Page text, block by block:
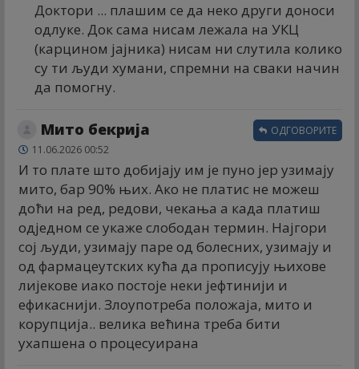
Доктори ... плашим се да неко други доноси
одлуке. Док сама нисам лежала на УКЦ
(карцином јајника) нисам ни слутила колико
су ти људи хумани, спремни на сваки начин
да помогну.
Мито бекрија
11.06.2026 00:52
И то плате што добијају им је пуно јер узимају
мито, бар 90% њих. Ако не платис не можеш
доћи на ред, редови, чекања а када платиш
одједном се укаже слободан термин. Најгори
сој људи, узимају паре од болесних, узимају и
од фармацеутских кућа да прописују њихове
лијекове иако постоје неки јефтинији и
ефикаснији. Злоупотреба положаја, мито и
корупција.. велика већина треба бити
ухапшена о процесуирана
ОДГОВОРИТЕ